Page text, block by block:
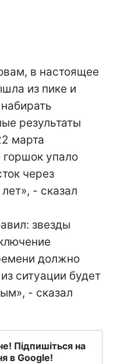
в настоящее
из пике и
результаты
марта
упало
через
- сказал
звезды
должно
ситуации будет
- сказал
Підпишіться на
в Google!